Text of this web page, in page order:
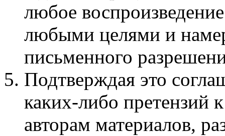
любое
любыми целями и
письменного
Подтверждая это
каких-либо претензий
авторам материалов,